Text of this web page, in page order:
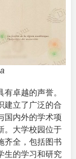
卓越的声誉。
建立了广泛的合
国内外的学术项
。大学校园位于
齐全，包括图书
生的学习和研究